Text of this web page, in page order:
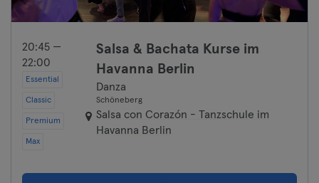
20:45 —
22:00
Essential
Classic
Premium
Max
Salsa & Bachata Kurse im
Havanna Berlin
Danza
Schöneberg
Salsa con Corazón - Tanzschule im
Havanna Berlin